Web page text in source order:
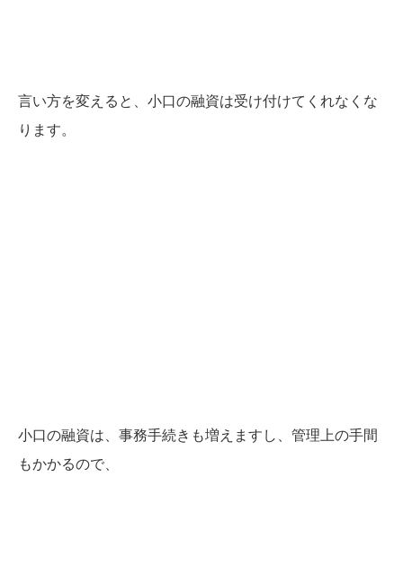
言い方を変えると、小口の融資は受け付けてくれなくな
ります。
小口の融資は、事務手続きも増えますし、管理上の手間
もかかるので、